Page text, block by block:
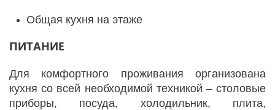
Общая кухня на этаже
ПИТАНИЕ
Для комфортного проживания организована
кухня со всей необходимой техникой – столовые
приборы, посуда, холодильник, плита,